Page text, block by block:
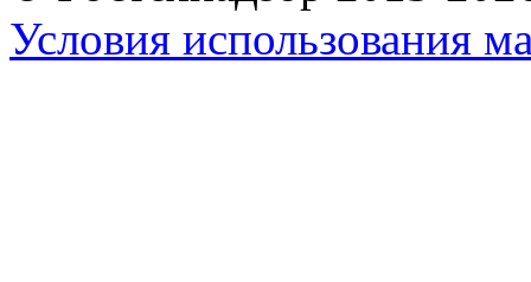
Условия использования